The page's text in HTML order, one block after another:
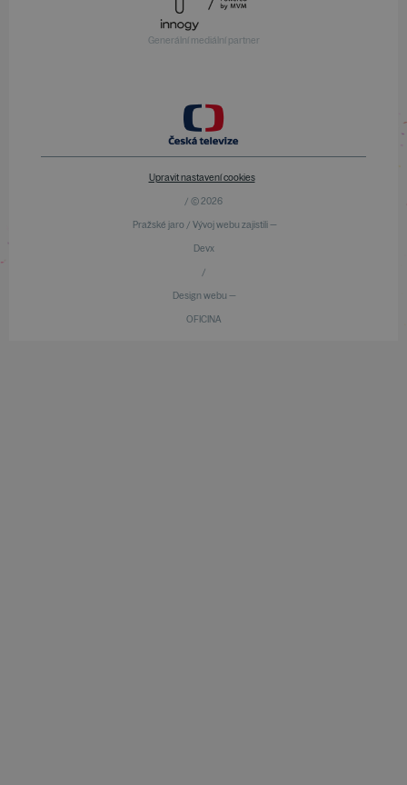
Generální mediální partner
Upravit nastavení cookies
/ © 2026
Pražské jaro / Vývoj webu zajistili —
Devx
/
Design webu —
OFICINA